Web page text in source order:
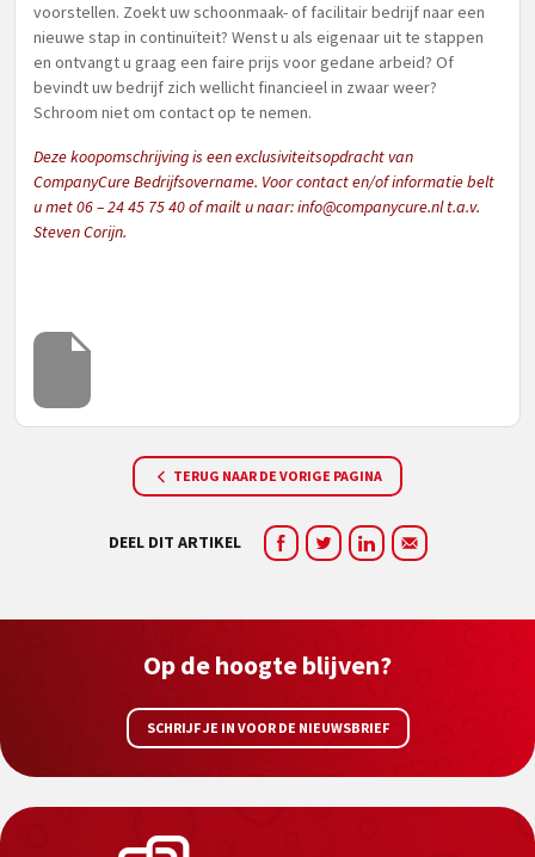
voorstellen. Zoekt uw schoonmaak- of facilitair bedrijf naar een
nieuwe stap in continuïteit? Wenst u als eigenaar uit te stappen
en ontvangt u graag een faire prijs voor gedane arbeid? Of
bevindt uw bedrijf zich wellicht financieel in zwaar weer?
Schroom niet om contact op te nemen.
Deze koopomschrijving is een exclusiviteitsopdracht van
CompanyCure Bedrijfsovername. Voor contact en/of informatie belt
u met 06 – 24 45 75 40 of mailt u naar:info@companycure.nl t.a.v.
Steven Corijn.
TERUG NAAR DE VORIGE PAGINA
DEEL DIT ARTIKEL
Op de hoogte blijven?
SCHRIJF JE IN VOOR DE NIEUWSBRIEF